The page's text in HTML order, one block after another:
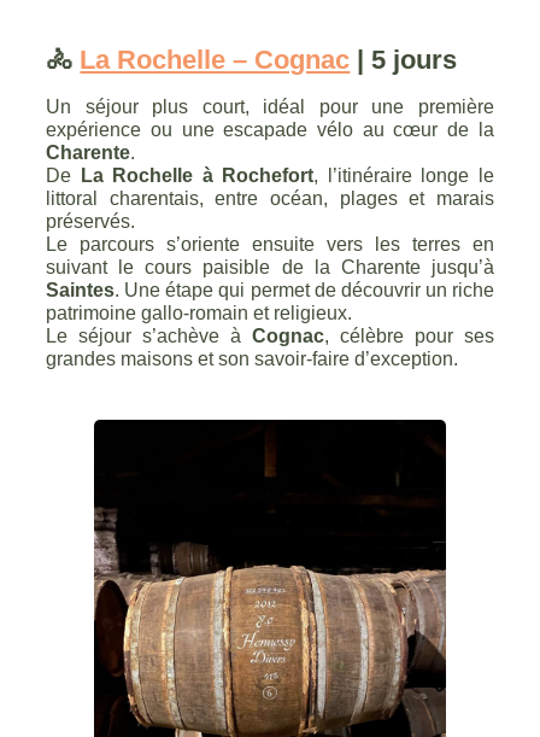
🚴 La Rochelle – Cognac | 5 jours
Un séjour plus court, idéal pour une première
expérience ou une escapade vélo au cœur de la
Charente.
De
La Rochelle à Rochefort, l’itinéraire longe le
littoral charentais, entre océan, plages et marais
préservés.
Le parcours s’oriente ensuite vers les terres en
suivant le cours paisible de la Charente jusqu’à
Saintes. Une étape qui permet de découvrir un riche
patrimoine gallo-romain et religieux.
Le séjour s’achève à Cognac, célèbre pour ses
grandes maisons et son savoir-faire d’exception.